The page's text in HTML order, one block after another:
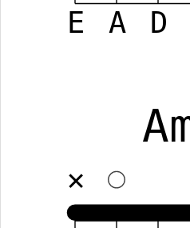
E A D
✕